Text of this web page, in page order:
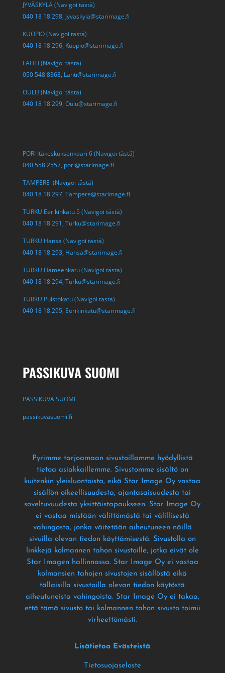
JYVÄSKYLÄ (Navigoi tästä)
040 18 18 298, Jyvaskyla@starimage.fi
KUOPIO (Navigoi tästä)
040 18 18 296, Kuopio@starimage.fi
LAHTI (Navigoi tästä)
050 548 8363, Lahti@starimage.fi
OULU (Navigoi tästä)
040 18 18 299, Oulu@starimage.fi
PORI Itäkeskuksenkaari 6 (Navigoi tästä)
040 558 2557, pori@starimage.fi
TAMPERE (Navigoi tästä)
040 18 18 297, Tampere@starimage.fi
TURKU Eerikinkatu 5 (Navigoi tästä)
040 18 18 291, Turku@starimage.fi
TURKU Hansa (Navigoi tästä)
040 18 18 293, Hansa@starimage.fi
TURKU Hämeenkatu (Navigoi tästä)
040 18 18 294, Turku@starimage.fi
TURKU Puistokatu (Navigoi tästä)
040 18 18 295, Eerikinkatu@starimage.fi
PASSIKUVA SUOMI
PASSIKUVA SUOMI
passikuvasuomi.fi
Pyrimme tarjoamaan sivustoillamme hyödyllistä
tietoa asiakkaillemme. Sivustomme sisältö on
kuitenkin yleisluontoista, eikä Star Image Oy vastaa
sisällön oikeellisuudesta, ajantasaisuudesta tai
soveltuvuudesta yksittäistapaukseen. Star Image Oy
ei vastaa mistään välittömästä tai välillisestä
vahingosta, jonka väitetään aiheutuneen näillä
sivuilla olevan tiedon käyttämisestä. Sivustolla on
linkkejä kolmannen tahon sivustoille, jotka eivät ole
Star Imagen hallinnassa. Star Image Oy ei vastaa
kolmansien tahojen sivustojen sisällöstä eikä
tällaisilla sivustoilla olevan tiedon käytöstä
aiheutuneista vahingoista. Star Image Oy ei takaa,
että tämä sivusto tai kolmannen tahon sivusto toimii
virheettömästi.
Lisätietoa Evästeistä
Tietosuojaseloste